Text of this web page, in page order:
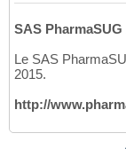
SAS
Le SAS
2015.
http://